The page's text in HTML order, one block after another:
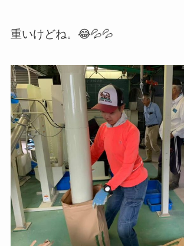
重いけどね。😂💦💦